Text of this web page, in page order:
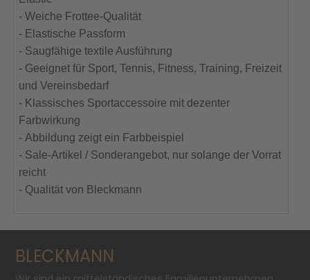
- Weiche Frottee-Qualität
- Elastische Passform
- Saugfähige textile Ausführung
- Geeignet für Sport, Tennis, Fitness, Training, Freizeit
und Vereinsbedarf
- Klassisches Sportaccessoire mit dezenter
Farbwirkung
- Abbildung zeigt ein Farbbeispiel
- Sale-Artikel / Sonderangebot, nur solange der Vorrat
reicht
- Qualität von Bleckmann
BLECKMANN